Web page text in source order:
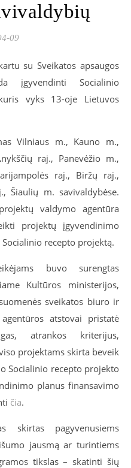
09
su Sveikatos apsaugos
įgyvendinti Socialinio
vyks 13-oje Lietuvos
Vilniaus m., Kauno m.,
raj., Panevėžio m.,
raj., Biržų raj.,
Šiaulių m. savivaldybėse.
valdymo agentūra
projektų įgyvendinimo
recepto projektą.
buvo surengtas
Kultūros ministerijos,
sveikatos biuro ir
atstovai pristatė
atrankos kriterijus,
projektams skirta beveik
Socialinio recepto projekto
planus finansavimo
čia.
skirtas pagyvenusiems
jausmą ar turintiems
tikslas – skatinti šių